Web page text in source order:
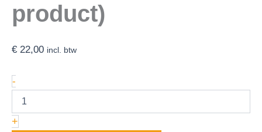
product)
€ 22,00 incl. btw
-
+